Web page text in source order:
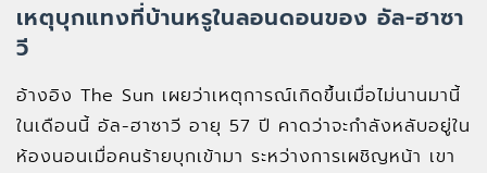
เหตุบุกแทงที่บ้านหรูในลอนดอนของ อัล-ฮาซา
วี
อ้างอิง The Sun เผยว่าเหตุการณ์เกิดขึ้นเมื่อไม่นานมานี้
ในเดือนนี้ อัล-ฮาซาวี อายุ 57 ปี คาดว่าจะกำลังหลับอยู่ใน
ห้องนอนเมื่อคนร้ายบุกเข้ามา ระหว่างการเผชิญหน้า เขา